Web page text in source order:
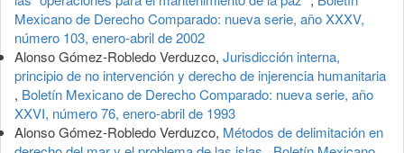
Mexicano de Derecho Comparado: nueva serie, año XXXV,
número 103, enero-abril de 2002
Alonso Gómez-Robledo Verduzco, Jurisdicción interna,
principio de no intervención y derecho de injerencia humanitaria
, Boletín Mexicano de Derecho Comparado: nueva serie, año
XXVI, número 76, enero-abril de 1993
Alonso Gómez-Robledo Verduzco, Métodos de delimitación en